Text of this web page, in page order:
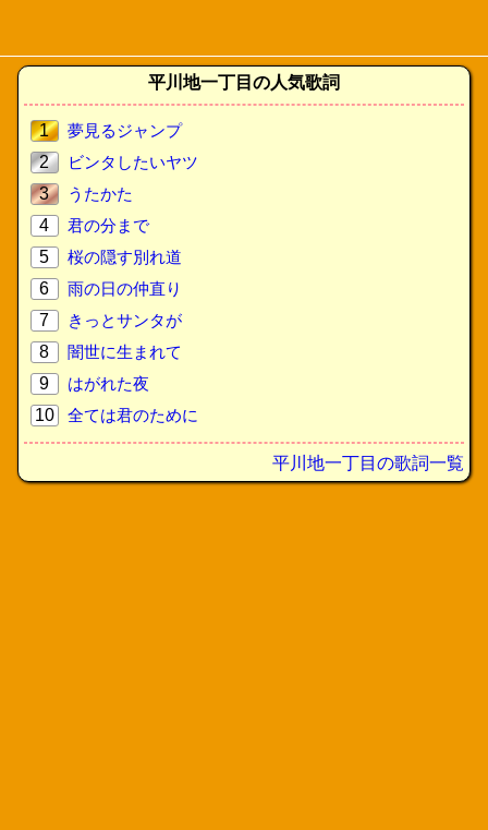
平川地一丁目の人気歌詞
1
夢見るジャンプ
2
ビンタしたいヤツ
3
うたかた
4
君の分まで
5
桜の隠す別れ道
6
雨の日の仲直り
7
きっとサンタが
8
闇世に生まれて
9
はがれた夜
10
全ては君のために
平川地一丁目の歌詞一覧